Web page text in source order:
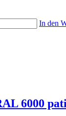
In den
6000